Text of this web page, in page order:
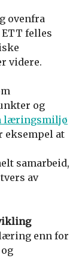
ovenfra
felles
videre.
og
læringsmiljø
eksempel at
samarbeid,
av
enn for